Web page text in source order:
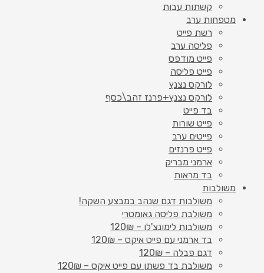
קשתות עבות
מטפחות ערב
רשת פייט
פליסה ערב
פייט מודפס
פייט פליסה
לורקס נצנץ
לורקס נצנץ+פרנז זהב\כסף
בד פייט
פייט שורות
פייטים ערב
פייט פרנזים
ארמני מבריק
בד מראות
משולבות
משולבות דגם שנהב במבצע השקה!
משולבת פליסה גאומטרי
משולבות לימונצ'לו – 120₪
בד ארמני עם פייט איקס – 120₪
דגם פבלה – 120₪
משולבת בד פשתן עם פייט איקס – 120₪